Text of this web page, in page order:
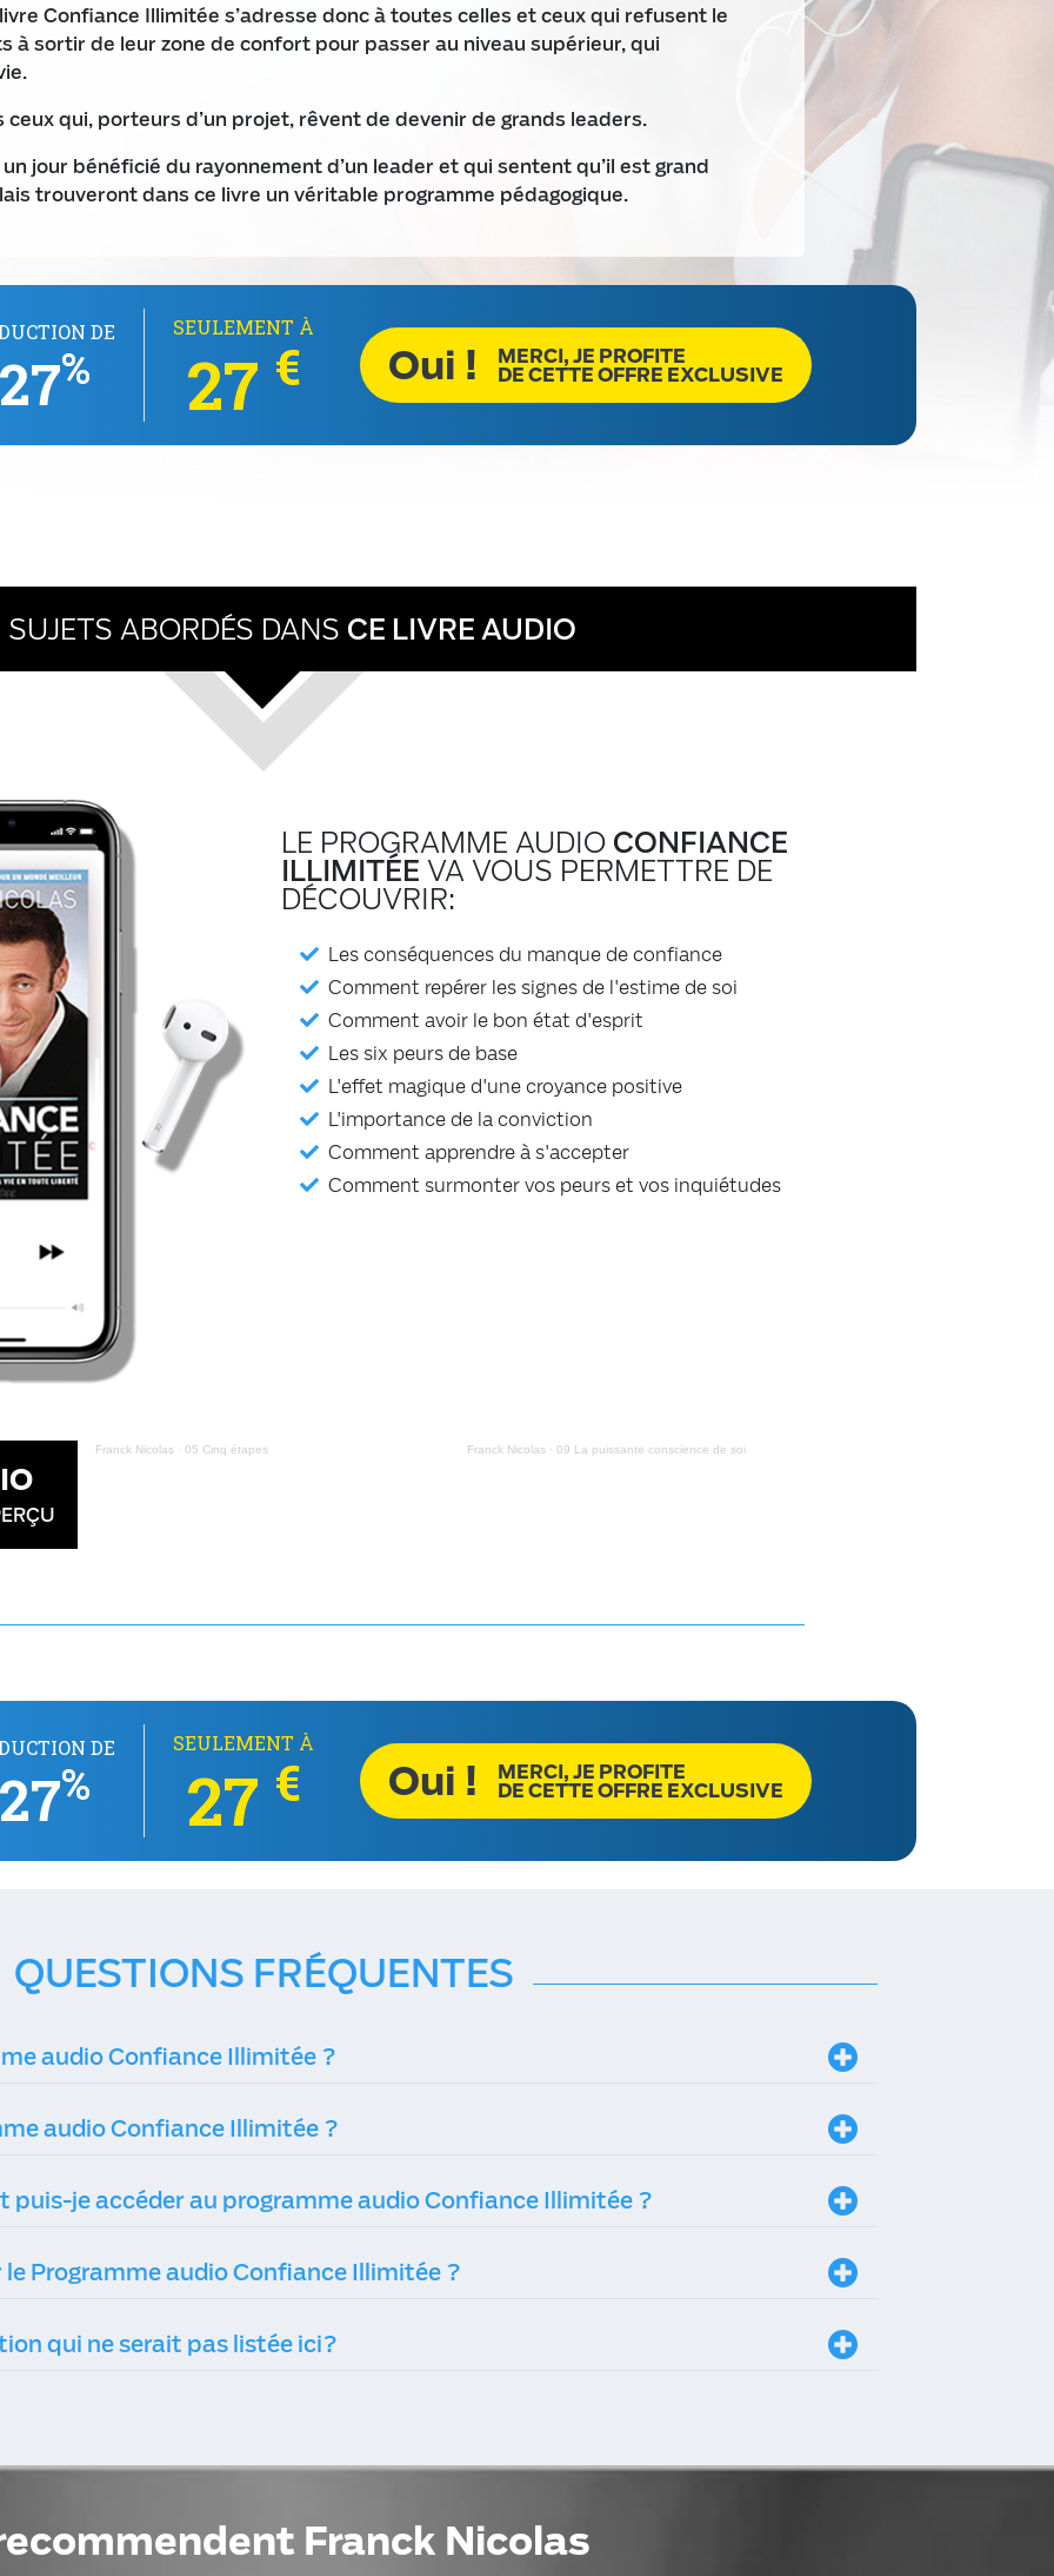
Confiance Illimitée s’adresse donc à toutes celles et ceux qui refusent le
à sortir de leur zone de confort pour passer au niveau supérieur, qui
ceux qui, porteurs d’un projet, rêvent de devenir de grands leaders.
jour bénéficié du rayonnement d’un leader et qui sentent qu’il est grand
trouveront dans ce livre un véritable programme pédagogique.
DE
%
SEULEMENT À
27 € Oui ! MERCI, JE PROFITE
DE CETTE OFFRE EXCLUSIVE
SUJETS ABORDÉS DANS CE LIVRE AUDIO
LE PROGRAMME AUDIOCONFIANCE
ILLIMITÉEVA VOUS PERMETTRE DE
DÉCOUVRIR:
Les conséquences du manque de confiance
Comment repérer les signes de l'estime de soi
Comment avoir le bon état d'esprit
Les six peurs de base
L'effet magique d'une croyance positive
L'importance de la conviction
Comment apprendre à s'accepter
Comment surmonter vos peurs et vos inquiétudes
Franck Nicolas· 05 Cinq étapes Franck Nicolas ·09 La puissante conscience de soi
DE
%
SEULEMENT À
27 € Oui ! MERCI, JE PROFITE
DE CETTE OFFRE EXCLUSIVE
QUESTIONS FRÉQUENTES
audio Confiance Illimitée ?
Quelle est la durée du programme audio Confiance Illimitée ?
Une fois commandé, comment puis-je accéder au programme audio Confiance Illimitée ?
Programme audio Confiance Illimitée ?
qui ne serait pas listée ici?
Franck Nicolas